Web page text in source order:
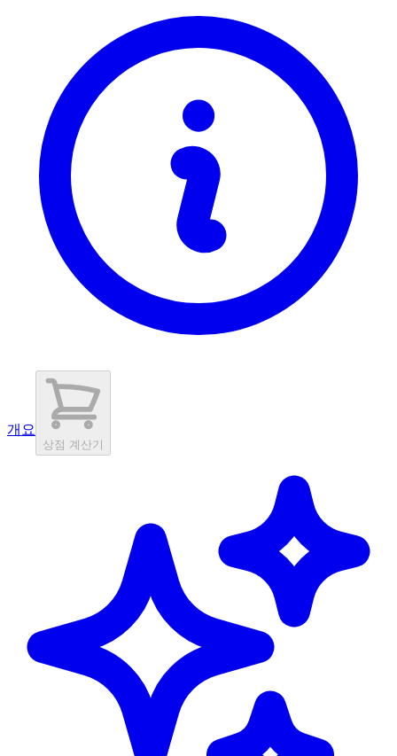
개요
상점 계산기